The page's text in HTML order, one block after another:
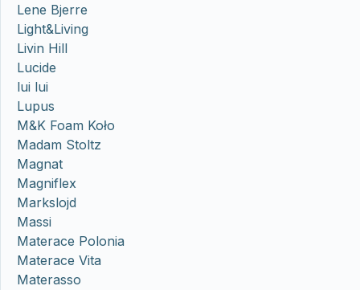
Lene Bjerre
Light&Living
Livin Hill
Lucide
lui lui
Lupus
M&K Foam Koło
Madam Stoltz
Magnat
Magniflex
Markslojd
Massi
Materace Polonia
Materace Vita
Materasso